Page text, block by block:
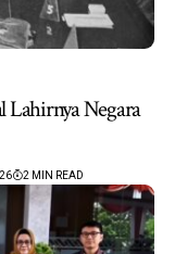
Lahirnya Negara
2 MIN READ